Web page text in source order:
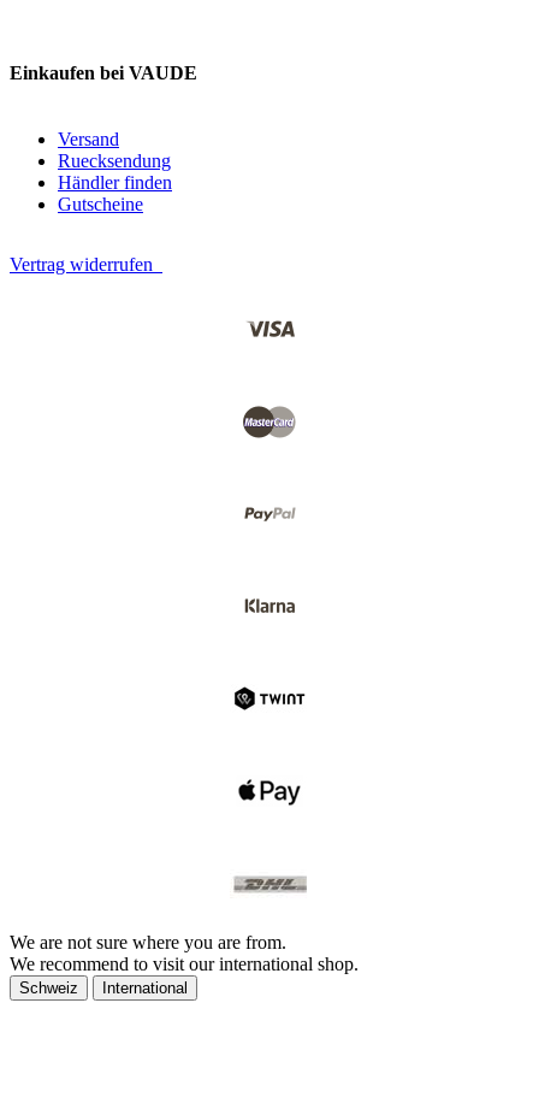
Einkaufen bei VAUDE
Versand
Ruecksendung
Händler finden
Gutscheine
Vertrag widerrufen
We are not sure where you are from.
We recommend to visit our international shop.
Schweiz International